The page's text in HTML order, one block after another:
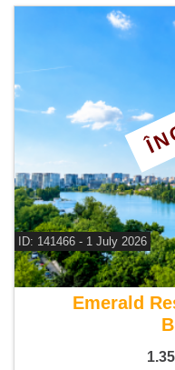
ID: 141466 - 1 July 2026
De inchiriat
Emerald